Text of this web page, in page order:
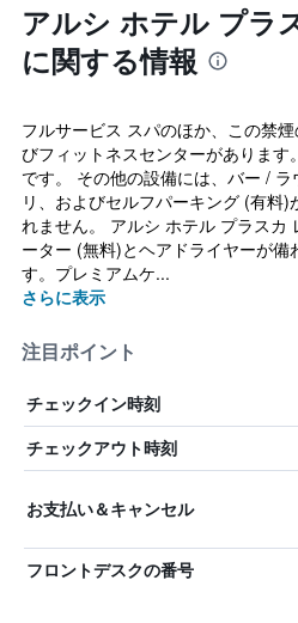
アルシ ホテル プラ
に関する情報
フルサービス スパのほか、この禁
びフィットネスセンターがありま
です。 その他の設備には、バー /
リ、およびセルフパーキング (有料
れません。 アルシ ホテル プラスカ
ーター (無料)とヘアドライヤーが備
す。プレミアムケ...
さらに表示
注目ポイント
チェックイン時刻
チェックアウト時刻
お支払い＆キャンセル
フロントデスクの番号